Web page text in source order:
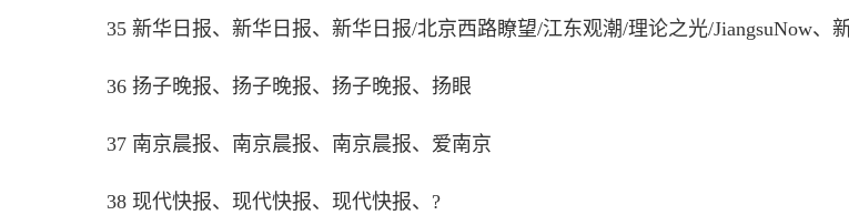
35 新华日报、新华日报、新华日报/北京西路瞭望/江东观潮/理论之光/JiangsuNow、
36 扬子晚报、扬子晚报、扬子晚报、扬眼
37 南京晨报、南京晨报、南京晨报、爱南京
38 现代快报、现代快报、现代快报、?